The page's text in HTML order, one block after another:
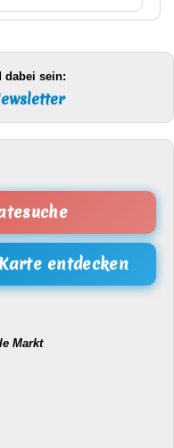
dabei sein:
entdecken
Markt